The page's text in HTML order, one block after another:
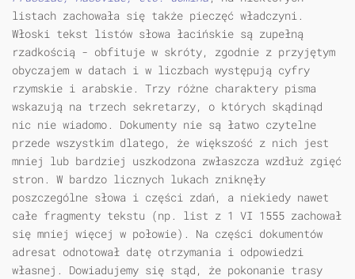
listach zachowała się także pieczęć władczyni.
Włoski tekst listów słowa łacińskie są zupełną
rzadkością - obfituje w skróty, zgodnie z przyjętym
obyczajem w datach i w liczbach występują cyfry
rzymskie i arabskie. Trzy różne charaktery pisma
wskazują na trzech sekretarzy, o których skądinąd
nic nie wiadomo. Dokumenty nie są łatwo czytelne
przede wszystkim dlatego, że większość z nich jest
mniej lub bardziej uszkodzona zwłaszcza wzdłuż zgięć
stron. W bardzo licznych lukach zniknęły
poszczególne słowa i części zdań, a niekiedy nawet
całe fragmenty tekstu (np. list z 1 VI 1555 zachował
się mniej więcej w połowie). Na części dokumentów
adresat odnotował datę otrzymania i odpowiedzi
własnej. Dowiadujemy się stąd, że pokonanie trasy